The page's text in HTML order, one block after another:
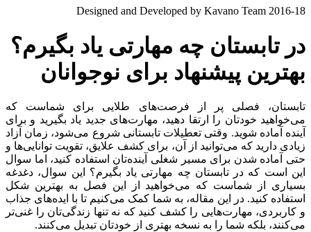
Designed and Developed by Kavano Team 2016-
تابستان چه مهارتی یاد بگیرم؟
پیشنهاد برای نوجوانان
فصلی پر از فرصت‌های طلایی برای شماست که
خودتان را ارتقا دهید، مهارت‌های جدید یاد بگیرید و برای
آماده شوید. وقتی تعطیلات تابستانی شروع می‌شود، زمان آزاد
دارید که می‌توانید از آن، برای کشف علایق، تقویت توانایی‌ها و
آماده شدن برای مسیر شغلی آینده‌تان استفاده کنید، اما سوال
است که در تابستان چه مهارتی یاد بگیرم؟ این سوال، دغدغه
از شماست که می‌خواهید از این فصل به بهترین شکل
کنید. در این مقاله، به شما کمک می‌کنیم تا با ایده‌های جذاب
کاربردی، مهارت‌هایی را کشف کنید که نه تنها زندگی‌تان را غنی‌تر
بلکه شما را به نسخه بهتری از خودتان تبدیل می‌کنند.